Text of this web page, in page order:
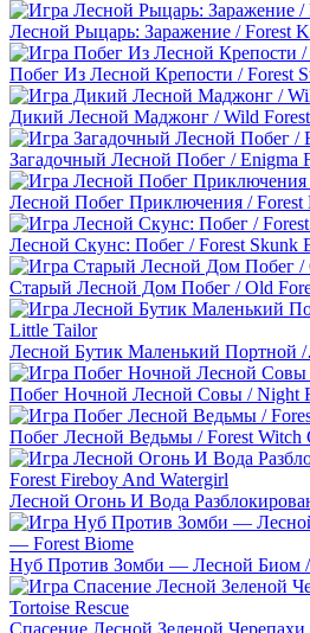
Лесной Рыцарь: Заражение / Forest
Побег Из Лесной Крепости / Forest
Дикий Лесной Маджонг / Wild
Загадочный Лесной Побег / Enigma
Лесной Побег Приключения / Forest
Лесной Скунс: Побег / Forest Skunk
Старый Лесной Дом Побег / Old
Лесной Бутик Маленький Портной
Побег Ночной Лесной Совы / Night
Побег Лесной Ведьмы / Forest Witch
Лесной Огонь И Вода
Нуб Против Зомби — Лесной Биом
Спасение Лесной Зеленой